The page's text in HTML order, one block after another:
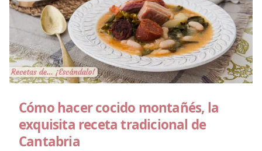
Cómo hacer cocido montañés, la
exquisita receta tradicional de
Cantabria